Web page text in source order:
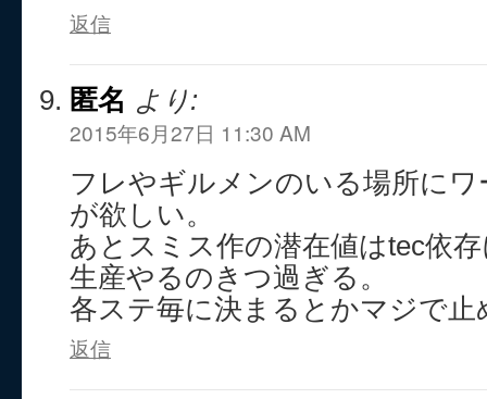
返信
匿名 より:
2015年6月27日 11:30 AM
フレやギルメンのいる場所に
が欲しい。
あとスミス作の潜在値はtec依
生産やるのきつ過ぎる。
各ステ毎に決まるとかマジで止
返信